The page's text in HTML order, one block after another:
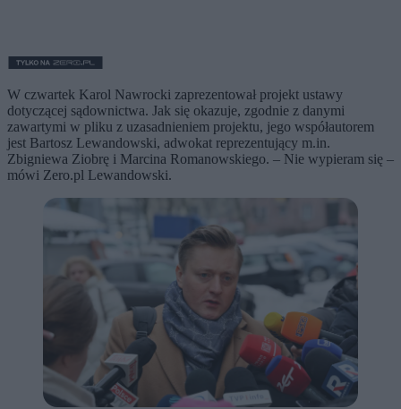
W czwartek Karol Nawrocki zaprezentował projekt ustawy
dotyczącej sądownictwa. Jak się okazuje, zgodnie z danymi
zawartymi w pliku z uzasadnieniem projektu, jego współautorem
jest Bartosz Lewandowski, adwokat reprezentujący m.in.
Zbigniewa Ziobrę i Marcina Romanowskiego. – Nie wypieram się –
mówi Zero.pl Lewandowski.